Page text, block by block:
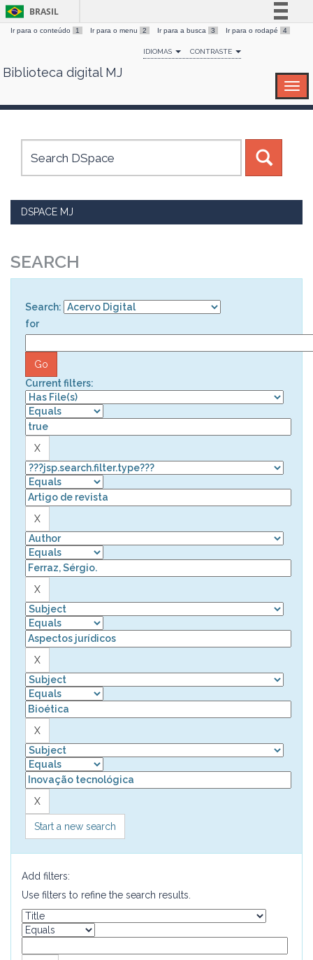
Skip
BRASIL
Simplifique!
Comunica BR
Canais
Ir para o conteúdo 1 Ir para o menu 2 Ir para a busca 3 Ir para o rodapé 4
IDIOMAS CONTRASTE
Biblioteca digital MJ
DSPACE MJ
SEARCH
Search:
for
Current filters:
Start a new search
Add filters:
Use filters to refine the search results.